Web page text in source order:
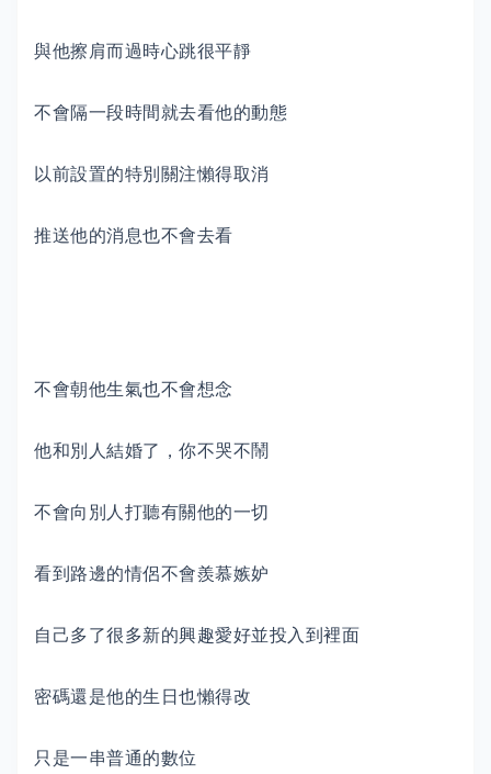
與他擦肩而過時心跳很平靜
不會隔一段時間就去看他的動態
以前設置的特別關注懶得取消
推送他的消息也不會去看
不會朝他生氣也不會想念
他和別人結婚了，你不哭不鬧
不會向別人打聽有關他的一切
看到路邊的情侶不會羨慕嫉妒
自己多了很多新的興趣愛好並投入到裡面
密碼還是他的生日也懶得改
只是一串普通的數位